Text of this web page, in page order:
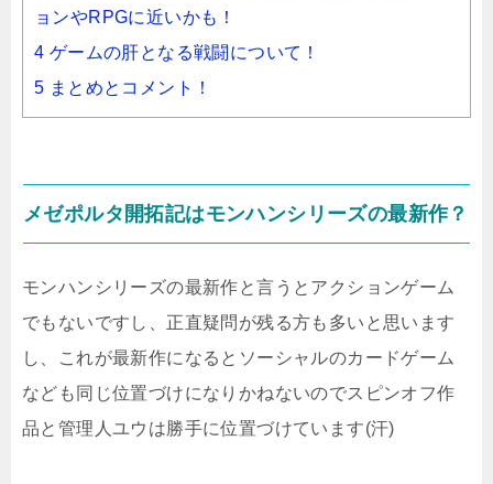
ョンやRPGに近いかも！
4 ゲームの肝となる戦闘について！
5 まとめとコメント！
メゼポルタ開拓記はモンハンシリーズの最新作？
モンハンシリーズの最新作と言うとアクションゲーム
でもないですし、正直疑問が残る方も多いと思います
し、これが最新作になるとソーシャルのカードゲーム
なども同じ位置づけになりかねないのでスピンオフ作
品と管理人ユウは勝手に位置づけています(汗)